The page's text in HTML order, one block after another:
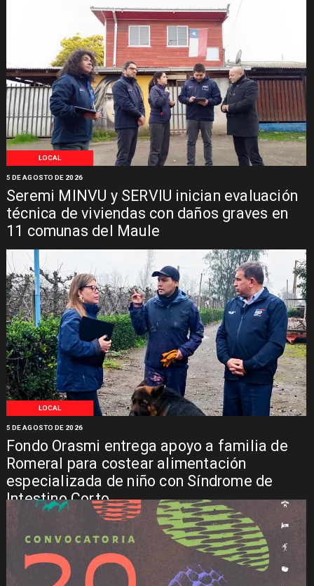
LOCAL
Seremi MINVU y SERVIU inician evaluación
técnica de viviendas con daños graves en
11 comunas del Maule
5 DE AGOSTO DE 2026
LOCAL
Fondo Orasmi entrega apoyo a familia de
Romeral para costear alimentación
especializada de niño con Síndrome de
Intestino Corto
5 DE AGOSTO DE 2026